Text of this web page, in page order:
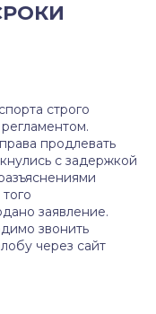
строго
продлевать
с задержкой
заявление.
звонить
через сайт